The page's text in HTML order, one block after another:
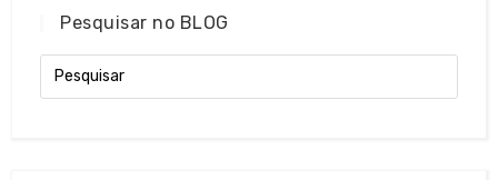
Pesquisar no BLOG